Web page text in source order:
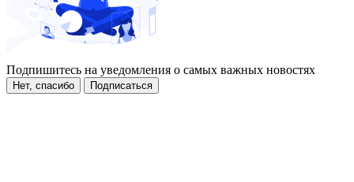
Подпишитесь на уведомления о самых важных новостях
Нет, спасибо Подписаться